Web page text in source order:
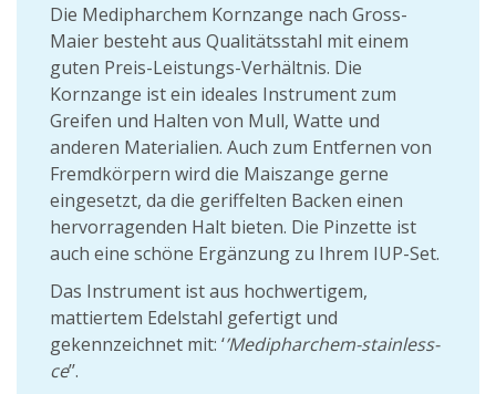
Die Medipharchem Kornzange nach Gross-
Maier besteht aus Qualitätsstahl mit einem
guten Preis-Leistungs-Verhältnis. Die
Kornzange ist ein ideales Instrument zum
Greifen und Halten von Mull, Watte und
anderen Materialien. Auch zum Entfernen von
Fremdkörpern wird die Maiszange gerne
eingesetzt, da die geriffelten Backen einen
hervorragenden Halt bieten. Die Pinzette ist
auch eine schöne Ergänzung zu Ihrem IUP-Set.
Das Instrument ist aus hochwertigem,
mattiertem Edelstahl gefertigt und
gekennzeichnet mit: ‘’Medipharchem-stainless-
ce’’.